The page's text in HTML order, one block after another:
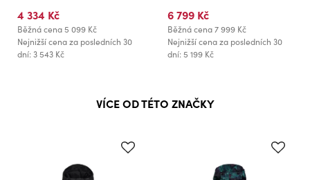
4 334 Kč
Běžná cena5 099 Kč
Nejnižší cena za posledních 30
dní: 3 543 Kč
6 799 Kč
Běžná cena7 999 Kč
Nejnižší cena za posledních 30
dní: 5 199 Kč
VÍCE OD TÉTO ZNAČKY